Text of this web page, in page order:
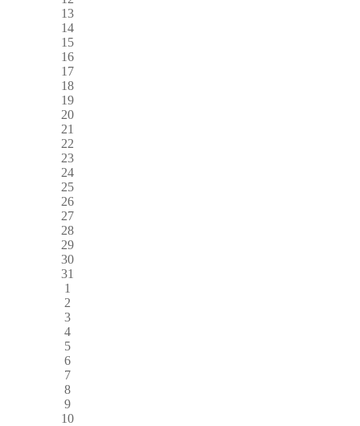
13
14
15
16
17
18
19
20
21
22
23
24
25
26
27
28
29
30
31
1
2
3
4
5
6
7
8
9
10